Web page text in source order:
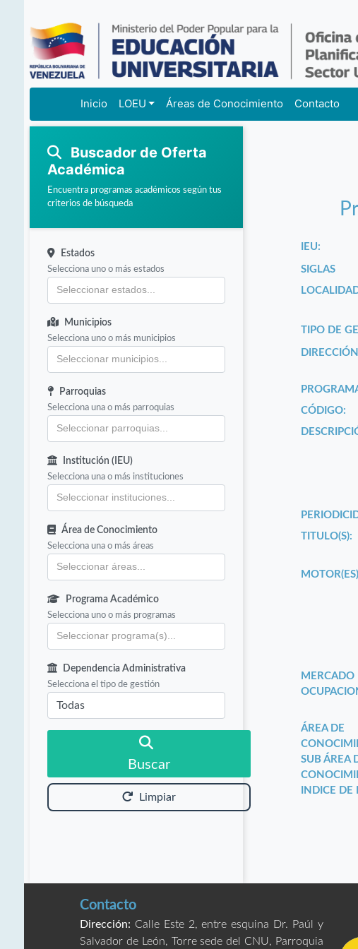
Inicio LOEU Áreas de Conocimiento Contacto
Buscador de Oferta
Académica
Encuentra programas académicos según tus
criterios de búsqueda
Estados
Selecciona uno o más estados
Municipios
Selecciona uno o más municipios
Parroquias
Selecciona una o más parroquias
Institución (IEU)
Selecciona una o más instituciones
Área de Conocimiento
Selecciona una o más áreas
Programa Académico
Selecciona uno o más programas
Dependencia Administrativa
Selecciona el tipo de gestión
Buscar
Limpiar
IEU:
SIGLAS
TIPO DE
CÓDIGO:
TITULO(S):
MERCADO
ÁREA DE
SUB ÁREA
INDICE DE
Contacto
Dirección: Calle Este 2, entre esquina Dr. Paúl y
Salvador de León, Torre sede del CNU, Parroquia